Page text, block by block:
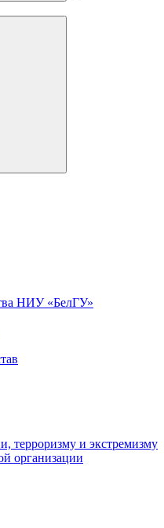
НИУ «БелГУ»
терроризму и экстремизму
организации